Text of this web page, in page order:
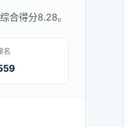
合得分8.28。
名